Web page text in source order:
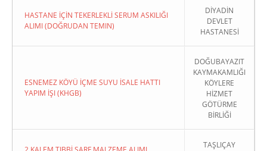
KHGB
HASTANE İÇİN TEKERLEKLİ SERUM ASKILIĞI
ALIMI (DOĞRUDAN TEMIN)
DİYADİN
DEVLET
HASTANESİ
ESNEMEZ KÖYÜ İÇME SUYU İSALE HATTI
YAPIM İŞI (KHGB)
DOĞUBAYAZIT
KAYMAKAMLIĞI
KÖYLERE
HİZMET
GÖTÜRME
BİRLİĞİ
TAŞLIÇAY